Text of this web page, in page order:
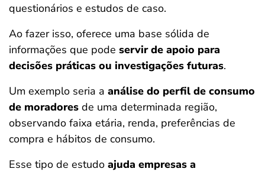
questionários e estudos de caso.
Ao fazer isso, oferece uma base sólida de
informações que pode servir de apoio para
decisões práticas ou investigações futuras.
Um exemplo seria a análise do perfil de consumo
de moradores de uma determinada região,
observando faixa etária, renda, preferências de
compra e hábitos de consumo.
Esse tipo de estudo ajuda empresas a